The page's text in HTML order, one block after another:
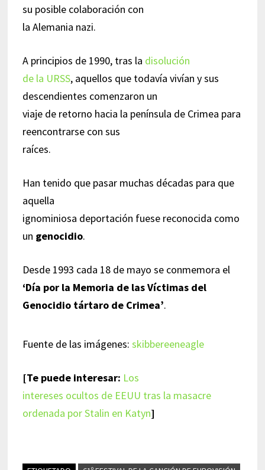
su posible colaboración con
la Alemania nazi.
A principios de 1990, tras la disolución
de la URSS, aquellos que todavía vivían y sus
descendientes comenzaron un
viaje de retorno hacia la península de Crimea para
reencontrarse con sus
raíces.
Han tenido que pasar muchas décadas para que
aquella
ignominiosa deportación fuese reconocida como
un genocidio.
Desde 1993 cada 18 de mayo se conmemora el
‘Día por la Memoria de las Víctimas del
Genocidio tártaro de Crimea’.
Fuente de las imágenes: skibbereeneagle
[Te puede interesar: Los
intereses ocultos de EEUU tras la masacre
ordenada por Stalin en Katyn]